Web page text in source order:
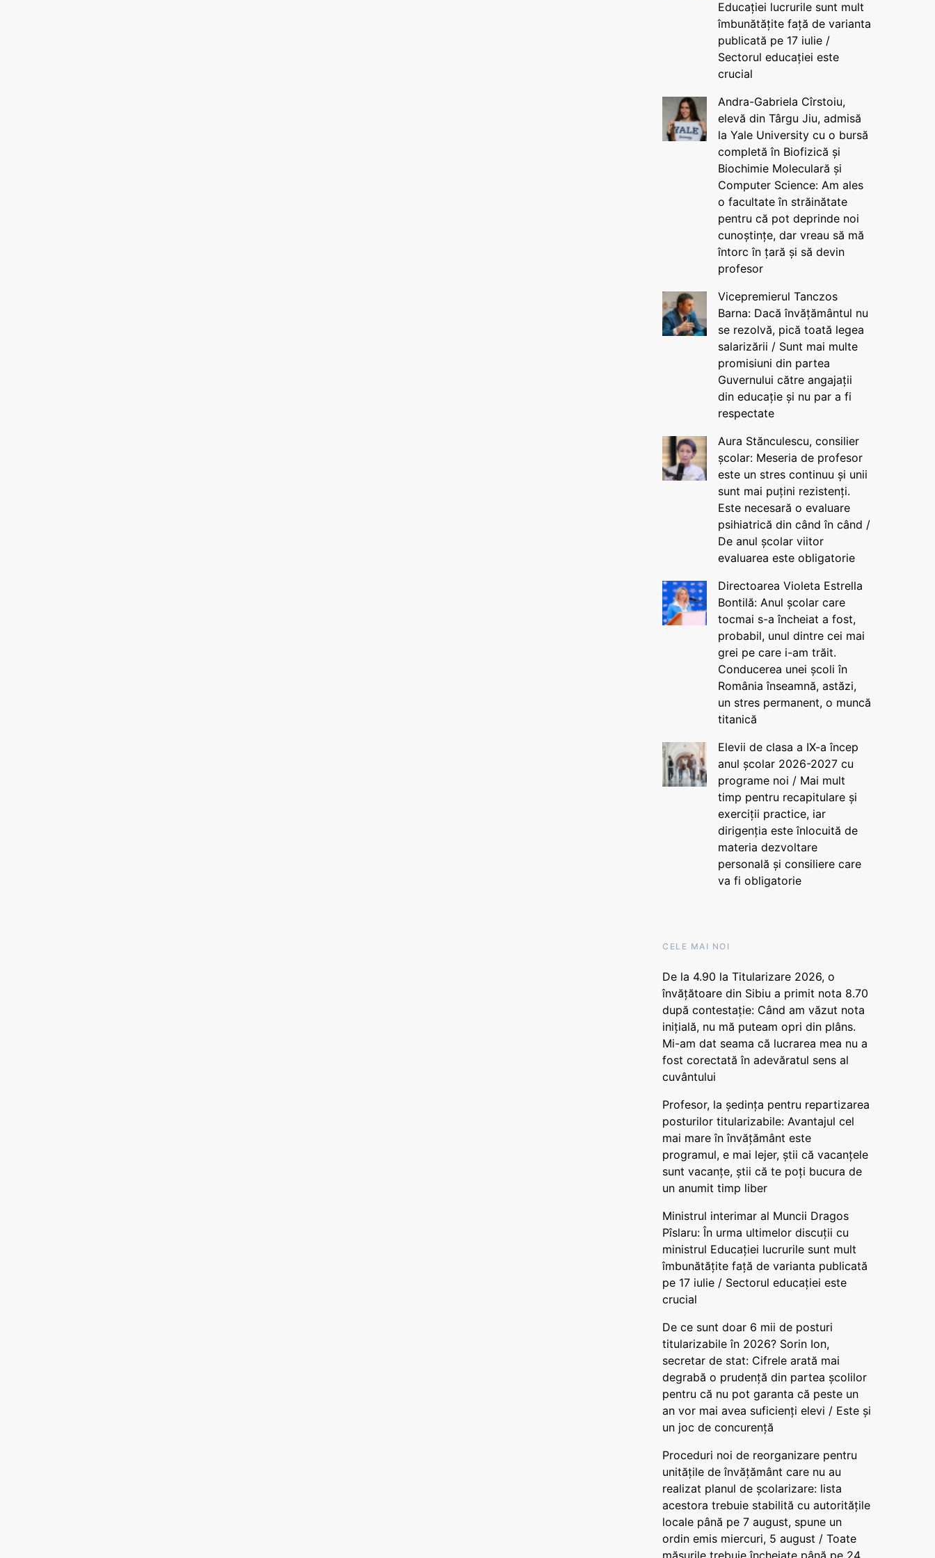
Educației lucrurile sunt mult
îmbunătățite față de varianta
publicată pe 17 iulie /
Sectorul educației este
crucial
Andra-Gabriela Cîrstoiu,
elevă din Târgu Jiu, admisă
la Yale University cu o bursă
completă în Biofizică și
Biochimie Moleculară și
Computer Science: Am ales
o facultate în străinătate
pentru că pot deprinde noi
cunoștințe, dar vreau să mă
întorc în țară și să devin
profesor
Vicepremierul Tanczos
Barna: Dacă învățământul nu
se rezolvă, pică toată legea
salarizării / Sunt mai multe
promisiuni din partea
Guvernului către angajații
din educație și nu par a fi
respectate
Aura Stănculescu, consilier
școlar: Meseria de profesor
este un stres continuu și unii
sunt mai puțini rezistenți.
Este necesară o evaluare
psihiatrică din când în când /
De anul școlar viitor
evaluarea este obligatorie
Directoarea Violeta Estrella
Bontilă: Anul școlar care
tocmai s-a încheiat a fost,
probabil, unul dintre cei mai
grei pe care i-am trăit.
Conducerea unei școli în
România înseamnă, astăzi,
un stres permanent, o muncă
titanică
Elevii de clasa a IX-a încep
anul școlar 2026-2027 cu
programe noi / Mai mult
timp pentru recapitulare și
exerciții practice, iar
dirigenția este înlocuită de
materia dezvoltare
personală și consiliere care
va fi obligatorie
CELE MAI NOI
De la 4.90 la Titularizare 2026, o
învățătoare din Sibiu a primit nota 8.70
după contestație: Când am văzut nota
inițială, nu mă puteam opri din plâns.
Mi-am dat seama că lucrarea mea nu a
fost corectată în adevăratul sens al
cuvântului
Profesor, la ședința pentru repartizarea
posturilor titularizabile: Avantajul cel
mai mare în învățământ este
programul, e mai lejer, știi că vacanțele
sunt vacanţe, știi că te poți bucura de
un anumit timp liber
Ministrul interimar al Muncii Dragos
Pîslaru: În urma ultimelor discuții cu
ministrul Educației lucrurile sunt mult
îmbunătățite față de varianta publicată
pe 17 iulie / Sectorul educației este
crucial
De ce sunt doar 6 mii de posturi
titularizabile în 2026? Sorin Ion,
secretar de stat: Cifrele arată mai
degrabă o prudență din partea școlilor
pentru că nu pot garanta că peste un
an vor mai avea suficienți elevi / Este și
un joc de concurență
Proceduri noi de reorganizare pentru
unitățile de învățământ care nu au
realizat planul de școlarizare: lista
acestora trebuie stabilită cu autoritățile
locale până pe 7 august, spune un
ordin emis miercuri, 5 august / Toate
măsurile trebuie încheiate până pe 24